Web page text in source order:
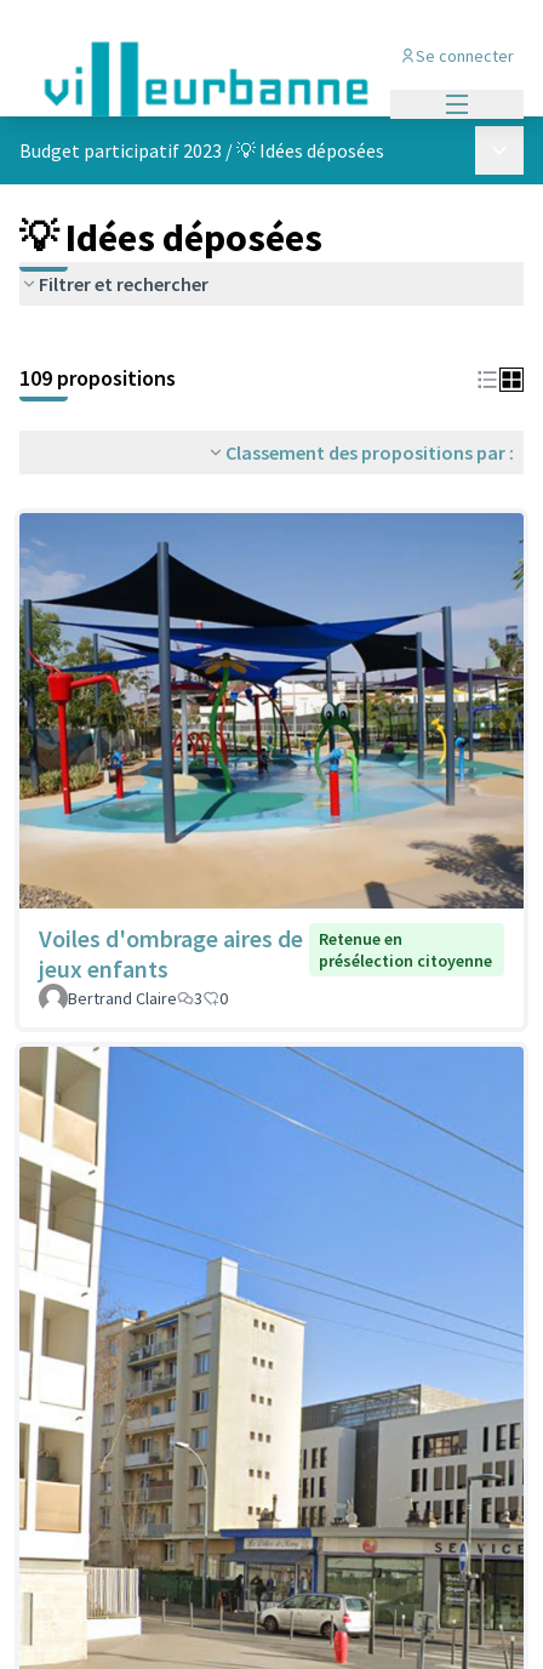
Se connecter
Budget participatif 2023 /💡 Idées déposées
💡 Idées déposées
Filtrer et rechercher
+
−
109 propositions
Classement des propositions par :
Voiles d'ombrage aires de
jeux enfants
Retenue en
présélection citoyenne
Bertrand Claire
3 0